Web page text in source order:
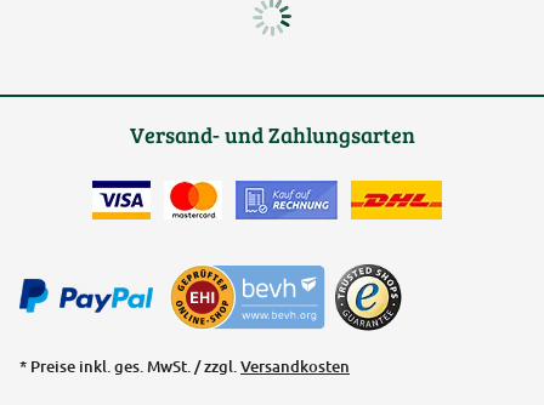
Versand- und Zahlungsarten
* Preise inkl. ges. MwSt. / zzgl.Versandkosten